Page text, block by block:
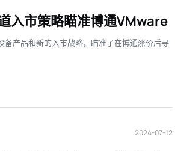
入市策略瞄准博通VMware
产品和新的入市战略，瞄准了在博通涨价后寻
2024-07-12